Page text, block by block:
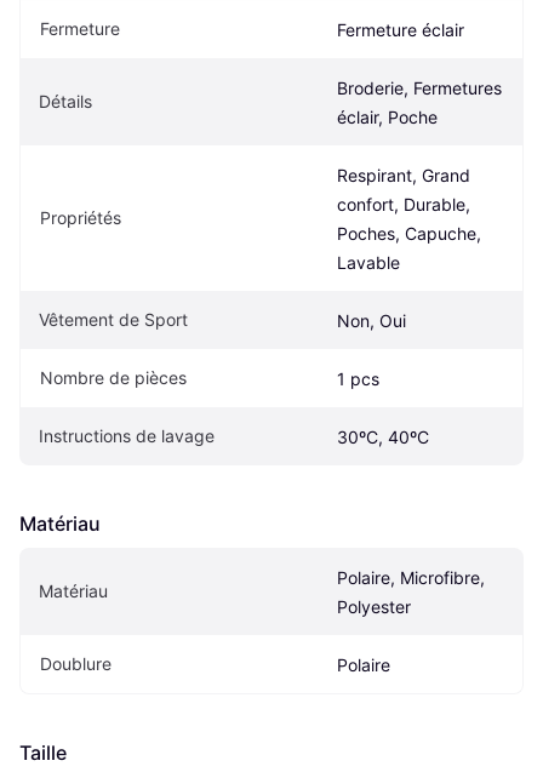
Fermeture Fermeture éclair
Détails
Broderie, Fermetures
éclair, Poche
Propriétés
Respirant, Grand
confort, Durable,
Poches, Capuche,
Lavable
Vêtement de Sport Non, Oui
Nombre de pièces 1 pcs
Instructions de lavage 30ºC, 40ºC
Matériau
Matériau
Polaire, Microfibre,
Polyester
Doublure Polaire
Taille